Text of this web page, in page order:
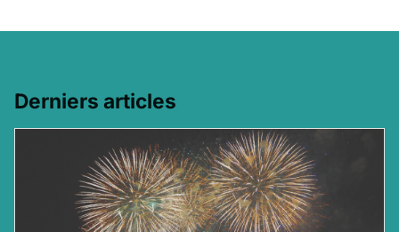
Derniers articles